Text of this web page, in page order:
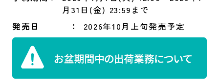
月31日(金) 23:59まで
発売日
2026年10月上旬発売予定